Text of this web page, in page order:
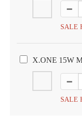
SALE
X.ONE 15W
SALE